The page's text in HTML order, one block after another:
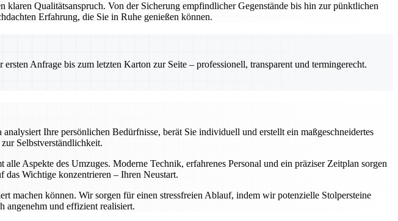
Qualitätsanspruch. Von der Sicherung empfindlicher Gegenstände bis hin zur pünktlichen
Erfahrung, die Sie in Ruhe genießen können.
Anfrage bis zum letzten Karton zur Seite – professionell, transparent und termingerecht.
Ihre persönlichen Bedürfnisse, berät Sie individuell und erstellt ein maßgeschneidertes
Selbstverständlichkeit.
Aspekte des Umzuges. Moderne Technik, erfahrenes Personal und ein präziser Zeitplan sorgen
das Wichtige konzentrieren – Ihren Neustart.
machen können. Wir sorgen für einen stressfreien Ablauf, indem wir potenzielle Stolpersteine
angenehm und effizient realisiert.